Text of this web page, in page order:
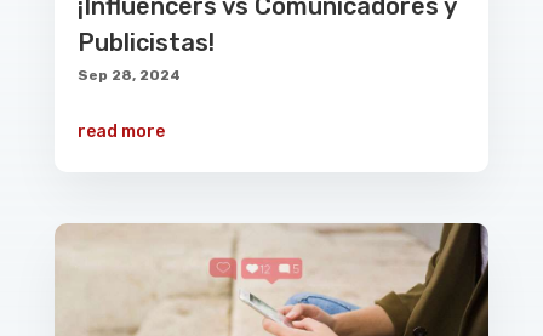
¡Influencers vs Comunicadores y
Publicistas!
Sep 28, 2024
read more